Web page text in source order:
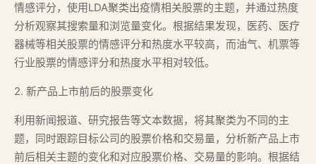
情感评分，使用LDA聚类出疫情相关股票的主题，并通过热度
分析观察其搜索量和浏览量变化。根据结果发现，医药、医疗
器械等相关股票的情感评分和热度水平较高，而油气、机票等
行业股票的情感评分和热度水平相对较低。
2. 新产品上市前后的股票变化
利用新闻报道、研究报告等文本数据，将其聚类为不同的主
题，同时跟踪目标公司的股票价格和交易量，分析新产品上市
前后相关主题的变化和对应股票价格、交易量的影响。根据结